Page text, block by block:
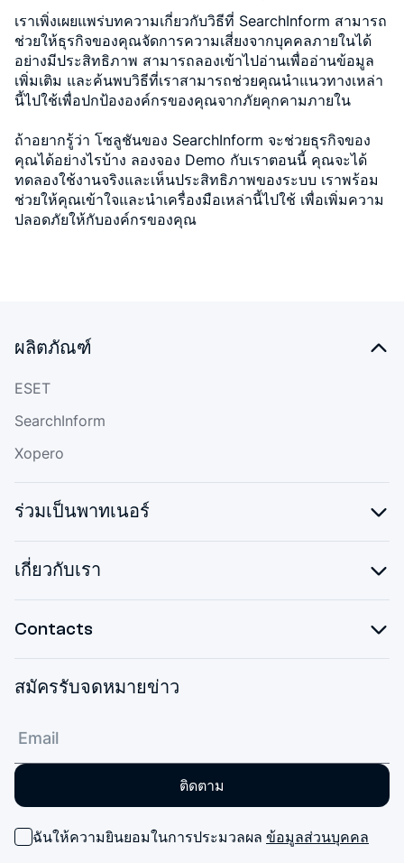
เราเพิ่งเผยแพร่บทความเกี่ยวกับวิธีที่ SearchInform สามารถ
ช่วยให้ธุรกิจของคุณจัดการความเสี่ยงจากบุคคลภายในได้
อย่างมีประสิทธิภาพ สามารถลองเข้าไปอ่านเพื่ออ่านข้อมูล
เพิ่มเติม และค้นพบวิธีที่เราสามารถช่วยคุณนำแนวทางเหล่า
นี้ไปใช้เพื่อปกป้ององค์กรของคุณจากภัยคุกคามภายใน
ถ้าอยากรู้ว่า โซลูชันของ SearchInform จะช่วยธุรกิจของ
คุณได้อย่างไรบ้าง ลองจอง Demo กับเราตอนนี้ คุณจะได้
ทดลองใช้งานจริงและเห็นประสิทธิภาพของระบบ เราพร้อม
ช่วยให้คุณเข้าใจและนำเครื่องมือเหล่านี้ไปใช้ เพื่อเพิ่มความ
ปลอดภัยให้กับองค์กรของคุณ
ผลิตภัณฑ์
ESET
SearchInform
Xopero
ร่วมเป็นพาทเนอร์
เกี่ยวกับเรา
Contacts
สมัครรับจดหมายข่าว
ติดตาม
ฉันให้ความยินยอมในการประมวลผล ข้อมูลส่วนบุคคล